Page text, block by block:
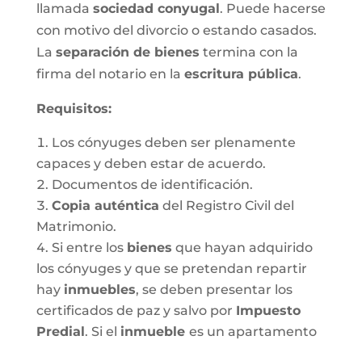
llamada sociedad conyugal. Puede hacerse
con motivo del divorcio o estando casados.
La separación de bienes termina con la
firma del notario en la escritura pública.
Requisitos:
Los cónyuges deben ser plenamente
capaces y deben estar de acuerdo.
Documentos de identificación.
Copia auténtica del Registro Civil del
Matrimonio.
Si entre los bienes que hayan adquirido
los cónyuges y que se pretendan repartir
hay inmuebles, se deben presentar los
certificados de paz y salvo por Impuesto
Predial. Si el inmueble es un apartamento